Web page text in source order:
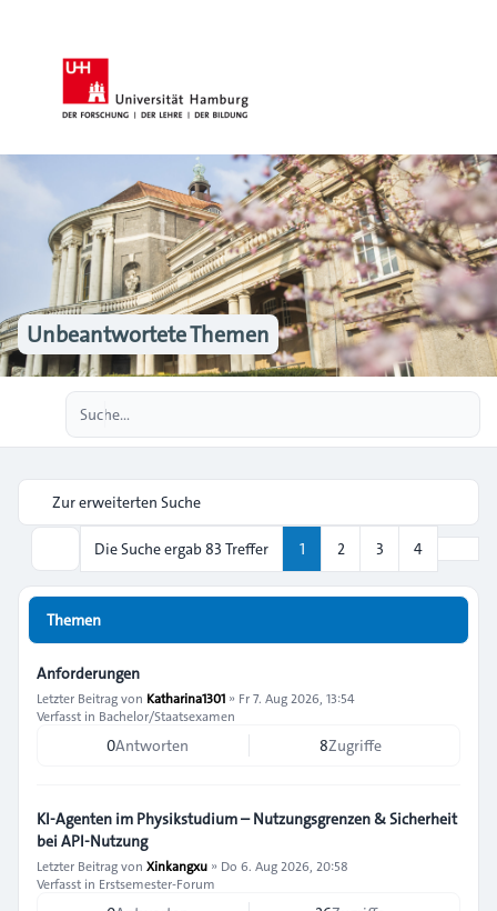
Unbeantwortete Themen
Zur erweiterten Suche
Die Suche ergab 83 Treffer 1 2 3 4
Themen
Anforderungen
Letzter Beitrag von Katharina1301 » Fr 7. Aug 2026, 13:54
Verfasst in Bachelor/Staatsexamen
0Antworten 8Zugriffe
KI-Agenten im Physikstudium – Nutzungsgrenzen & Sicherheit
bei API-Nutzung
Letzter Beitrag von Xinkangxu » Do 6. Aug 2026, 20:58
Verfasst in Erstsemester-Forum